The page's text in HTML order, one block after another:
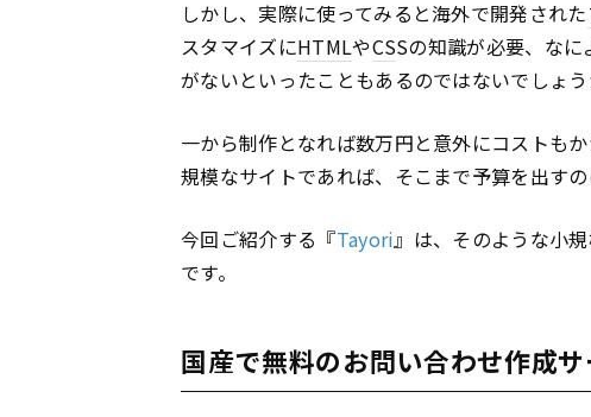
しかし、実際に使ってみると海外で開発された
スタマイズにHTMLやCSSの知識が必要、な
がないといったこともあるのではないでしょう
一から制作となれば数万円と意外にコストも
規模なサイトであれば、そこまで予算を出すの
今回ご紹介する『Tayori』は、そのような小
です。
国産で無料のお問い合わせ作成